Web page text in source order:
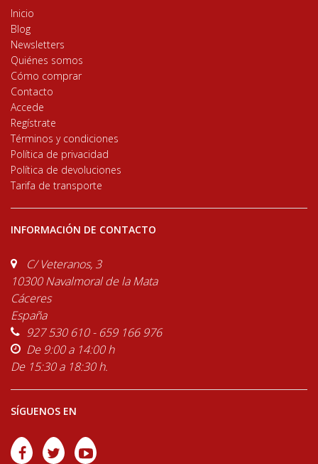
Inicio
Blog
Newsletters
Quiénes somos
Cómo comprar
Contacto
Accede
Regístrate
Términos y condiciones
Política de privacidad
Política de devoluciones
Tarifa de transporte
INFORMACIÓN DE CONTACTO
C/ Veteranos, 3
10300 Navalmoral de la Mata
Cáceres
España
927 530 610 - 659 166 976
De 9:00 a 14:00 h
De 15:30 a 18:30 h.
SÍGUENOS EN